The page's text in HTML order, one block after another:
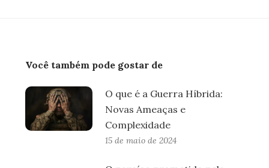
Você também pode gostar de
O que é a Guerra Híbrida:
Novas Ameaças e
Complexidade
15 de maio de 2024